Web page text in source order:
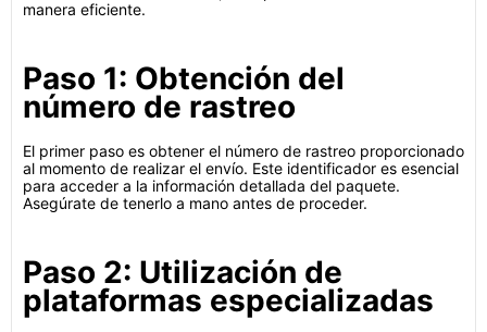
manera eficiente.
Paso 1: Obtención del
número de rastreo
El primer paso es obtener el número de rastreo proporcionado
al momento de realizar el envío. Este identificador es esencial
para acceder a la información detallada del paquete.
Asegúrate de tenerlo a mano antes de proceder.
Paso 2: Utilización de
plataformas especializadas